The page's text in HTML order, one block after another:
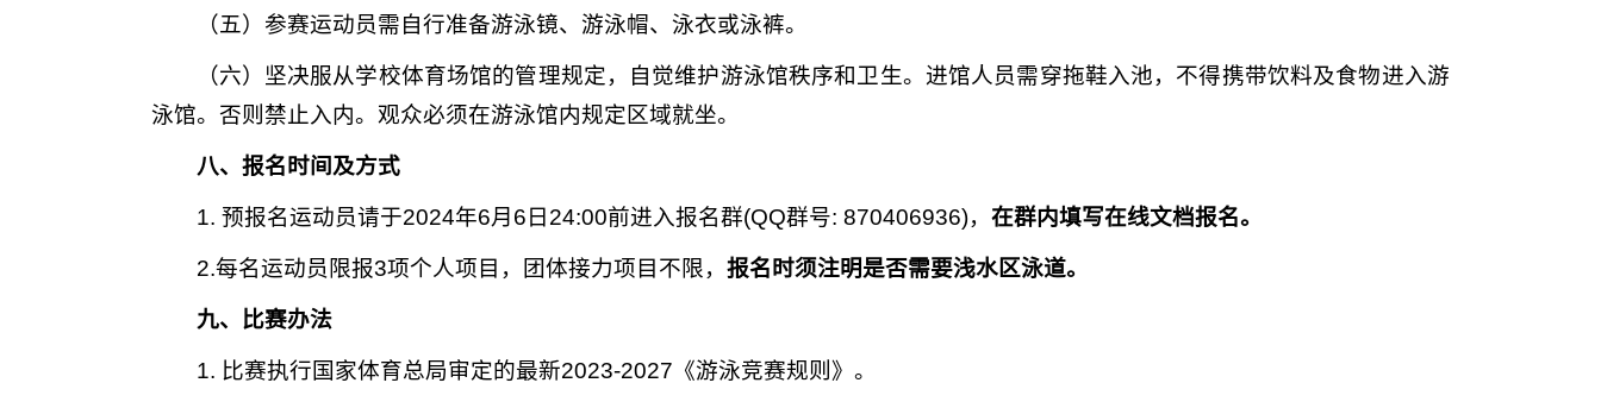
（五）参赛运动员需自行准备游泳镜、游泳帽、泳衣或泳裤。
（六）坚决服从学校体育场馆的管理规定，自觉维护游泳馆秩序和卫生。进馆人员需穿拖鞋入池，不得携带饮料及食物进入游
泳馆。否则禁止入内。观众必须在游泳馆内规定区域就坐。
八、报名时间及方式
1. 预报名运动员请于2024年6月6日24:00前进入报名群(QQ群号: 870406936)， 在群内填写在线文档报名。
2.每名运动员限报3项个人项目，团体接力项目不限， 报名时须注明是否需要浅水区泳道。
九、比赛办法
1. 比赛执行国家体育总局审定的最新2023-2027《游泳竞赛规则》。